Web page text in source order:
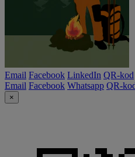
Email Facebook LinkedIn QR-kod
Email Facebook Whatsapp QR-
×